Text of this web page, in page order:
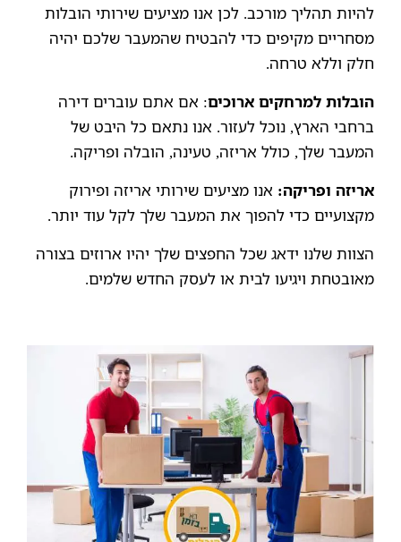
להיות תהליך מורכב. לכן אנו מציעים שירותי הובלות
מסחריים מקיפים כדי להבטיח שהמעבר שלכם יהיה
חלק וללא טרחה.
הובלות למרחקים ארוכים: אם אתם עוברים דירה
ברחבי הארץ, נוכל לעזור. אנו נתאם כל היבט של
המעבר שלך, כולל אריזה, טעינה, הובלה ופריקה.
אריזה ופריקה: אנו מציעים שירותי אריזה ופירוק
מקצועיים כדי להפוך את המעבר שלך לקל עוד יותר.
הצוות שלנו ידאג שכל החפצים שלך יהיו ארוזים בצורה
מאובטחת ויגיעו לבית או לעסק החדש שלמים.